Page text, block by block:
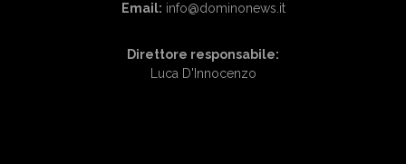
Email: info@dominonews.it
Direttore responsabile:
Luca D'Innocenzo